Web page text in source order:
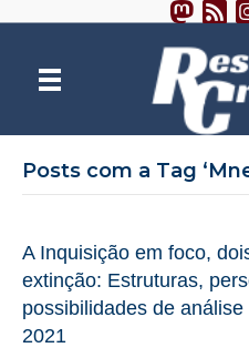
Posts com a Tag
A Inquisição em foco,
extinção: Estruturas,
possibilidades de
2021